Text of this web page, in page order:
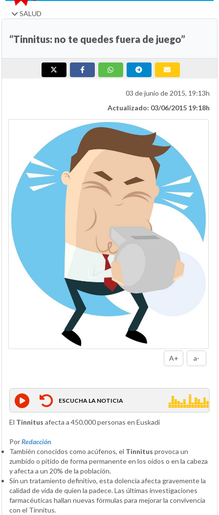
SALUD
“Tinnitus: no te quedes fuera de juego”
03 de junio de 2015, 19:13h
Actualizado: 03/06/2015 19:18h
A+ a-
ESCUCHA LA NOTICIA
El Tinnitus afecta a 450.000 personas en Euskadi
PorRedacción
También conocidos como acúfenos, el Tinnitus provoca un
zumbido o pitido de forma permanente en los oídos o en la cabeza
y afecta a un 20% de la población.
Sin un tratamiento definitivo, esta dolencia afecta gravemente la
calidad de vida de quien la padece. Las últimas investigaciones
farmacéuticas hallan nuevas fórmulas para mejorar la convivencia
con el Tinnitus.